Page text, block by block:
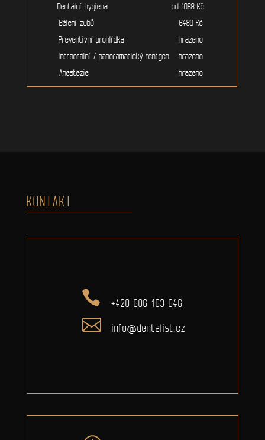
Dentální hygiena od 1088 Kč
Bělení zubů 6480 Kč
Preventivní prohlídka hrazeno
Intraorální / panoramatický rentgen hrazeno
Anestezie hrazeno
KONTAKT
+420 606 163 646
info@dentalist.cz